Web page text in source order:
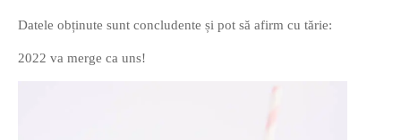
Datele obținute sunt concludente și pot să afirm cu tărie:
2022 va merge ca uns!